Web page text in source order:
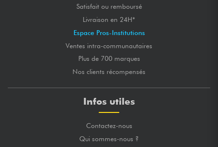
Satisfait ou remboursé
Livraison en 24H*
Espace Pros-Institutions
Ventes intra-communautaires
Plus de 700 marques
Nos clients récompensés
Infos utiles
Contactez-nous
Qui sommes-nous ?